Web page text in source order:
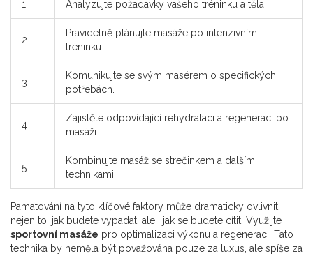
1 Analyzujte požadavky vašeho tréninku a těla.
2
Pravidelně plánujte masáže po intenzivním
tréninku.
3
Komunikujte se svým masérem o specifických
potřebách.
4
Zajistěte odpovídající rehydrataci a regeneraci po
masáži.
5
Kombinujte masáž se strečinkem a dalšími
technikami.
Pamatování na tyto klíčové faktory může dramaticky ovlivnit
nejen to, jak budete vypadat, ale i jak se budete cítit. Využijte
sportovní masáže pro optimalizaci výkonu a regeneraci. Tato
technika by neměla být považována pouze za luxus, ale spíše za